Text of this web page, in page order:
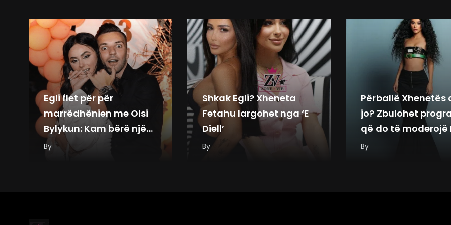
Egli flet për për
marrëdhënien me Olsi
Bylykun: Kam bërë një
hap pas, por ishte…
By
Shkak Egli? Xheneta
Fetahu largohet nga ‘E
Diell’
By
Përballë Xhenetës
jo? Zbulohet
që do të moderojë
Tako
By